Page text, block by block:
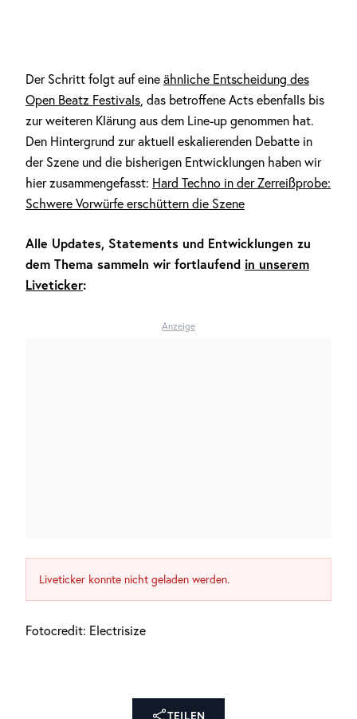
Der Schritt folgt auf eine ähnliche Entscheidung des
Open Beatz Festivals, das betroffene Acts ebenfalls bis
zur weiteren Klärung aus dem Line-up genommen hat.
Den Hintergrund zur aktuell eskalierenden Debatte in
der Szene und die bisherigen Entwicklungen haben wir
hier zusammengefasst: Hard Techno in der Zerreißprobe:
Schwere Vorwürfe erschüttern die Szene
Alle Updates, Statements und Entwicklungen zu
dem Thema sammeln wir fortlaufend in unserem
Liveticker:
Anzeige
Liveticker konnte nicht geladen werden.
Fotocredit: Electrisize
TEILEN